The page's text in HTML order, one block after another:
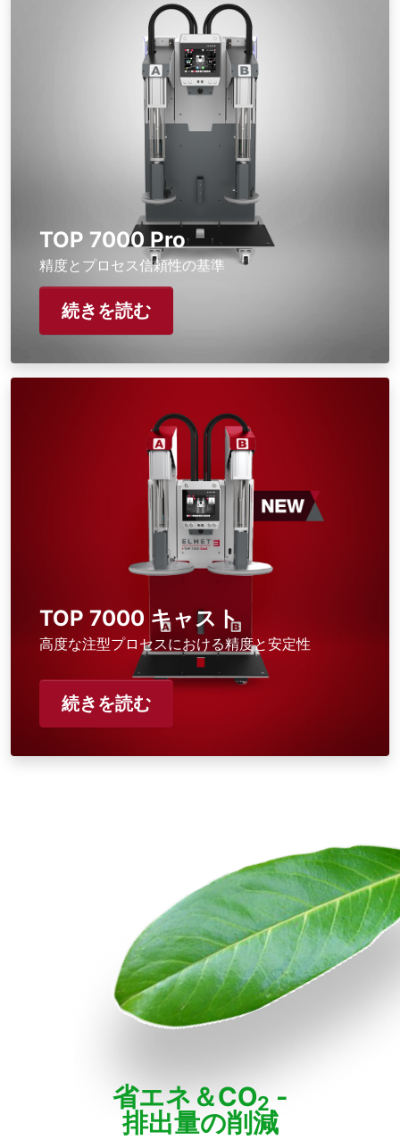
TOP 7000 Pro
精度とプロセス信頼性の基準
続きを読む
TOP 7000 キャスト
高度な注型プロセスにおける精度と安定性
続きを読む
省エネ＆CO2 -
排出量の削減